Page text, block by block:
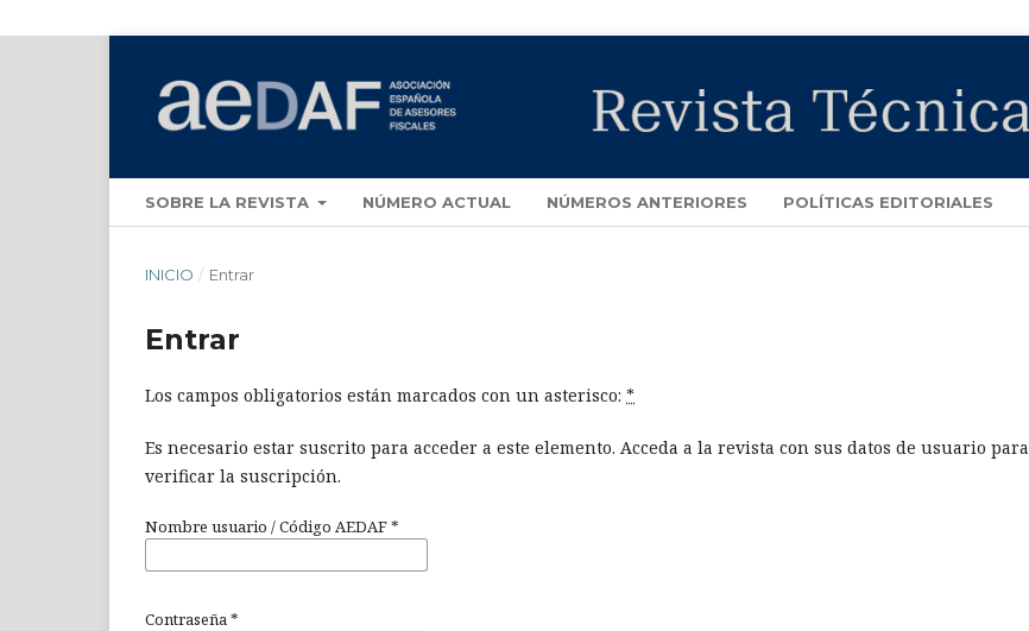
SOBRE LA REVISTA NÚMERO ACTUAL NÚMEROS ANTERIORES POLÍTICAS EDITORIALES
INICIO / Entrar
Entrar
Los campos obligatorios están marcados con un asterisco: *
Es necesario estar suscrito para acceder a este elemento. Acceda a la revista con sus datos de usuario para
verificar la suscripción.
Nombre usuario / Código AEDAF*
Contraseña*